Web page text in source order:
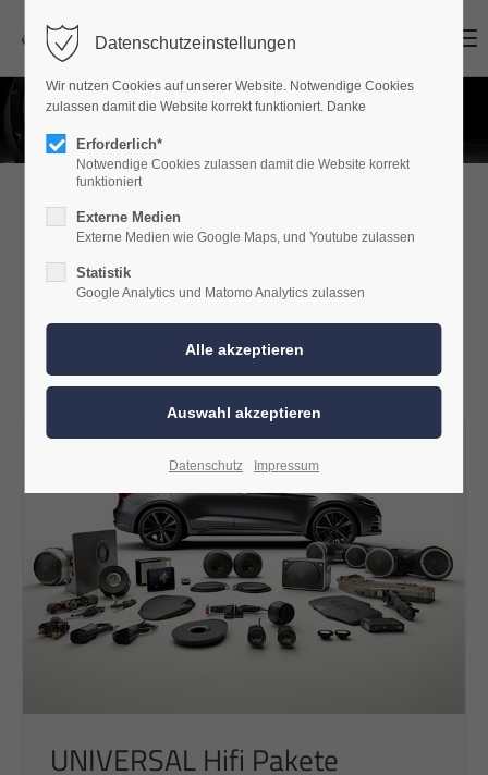
Wolf Car HiFi SmartSound
Pakete
Erleben Sie ein unvergleichliches
Klangerlebnis in Ihrem Fahrzeug mit
unseren SmartSound Paketen.
UNIVERSAL Hifi Pakete
Datenschutzeinstellungen
Wir nutzen Cookies auf unserer Website. Notwendige Cookies
zulassen damit die Website korrekt funktioniert. Danke
Erforderlich*
Notwendige Cookies zulassen damit die Website korrekt
funktioniert
Externe Medien
Externe Medien wie Google Maps, und Youtube zulassen
Statistik
Google Analytics und Matomo Analytics zulassen
Datenschutz Impressum